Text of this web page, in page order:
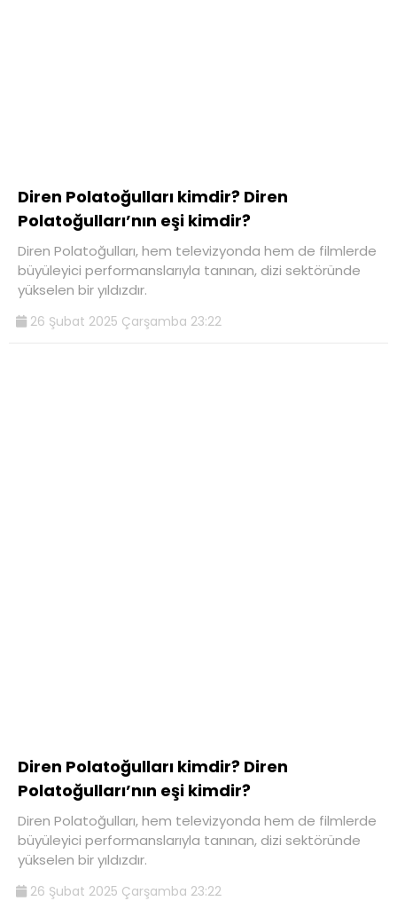
Diren Polatoğulları kimdir? Diren
Polatoğulları’nın eşi kimdir?
Diren Polatoğulları, hem televizyonda hem de filmlerde
büyüleyici performanslarıyla tanınan, dizi sektöründe
yükselen bir yıldızdır.
26 Şubat 2025 Çarşamba 23:22
Diren Polatoğulları kimdir? Diren
Polatoğulları’nın eşi kimdir?
Diren Polatoğulları, hem televizyonda hem de filmlerde
büyüleyici performanslarıyla tanınan, dizi sektöründe
yükselen bir yıldızdır.
26 Şubat 2025 Çarşamba 23:22